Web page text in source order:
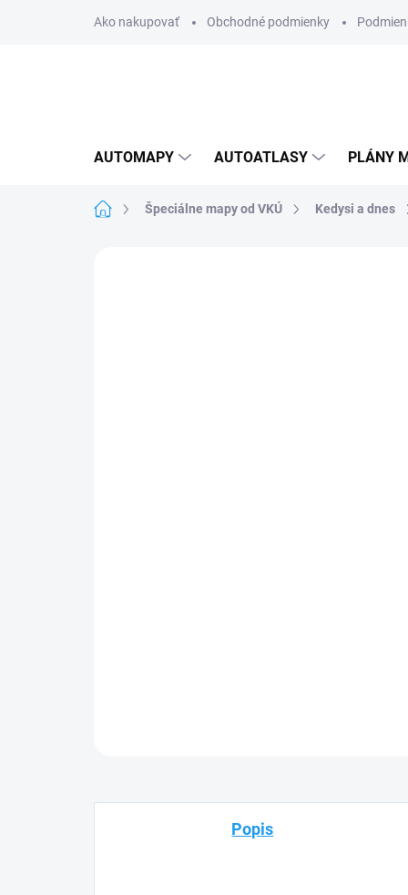
Ako nakupovať Obchodné podmienky
AUTOMAPY AUTOATLASY PLÁNY
DomovŠpeciálne mapy od VKÚ Kedysi a dnes
Popis